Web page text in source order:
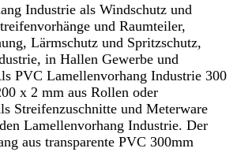
Industrie als Windschutz und
und Raumteiler,
Lärmschutz und Spritzschutz,
in Hallen Gewerbe und
PVC Lamellenvorhang Industrie 300
x 2 mm aus Rollen oder
Streifenzuschnitte und Meterware
Lamellenvorhang Industrie. Der
aus transparente PVC 300mm